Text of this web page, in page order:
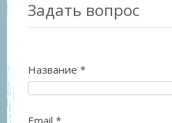
Задать вопрос
Название *
Email *